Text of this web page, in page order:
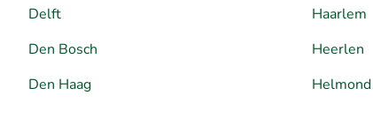
Delft
Den Bosch
Den Haag
Haarlem
Heerlen
Helmond